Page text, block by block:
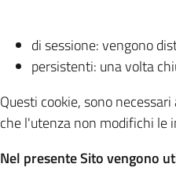
di sessione: vengono
persistenti: una volta
Questi cookie, sono
che l'utenza non modifichi le
Nel presente Sito vengono